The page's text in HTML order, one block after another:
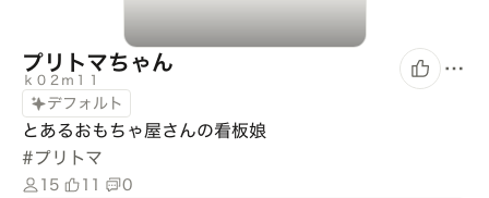
プリトマちゃん
ｋ０２ｍ１１
デフォルト
とあるおもちゃ屋さんの看板娘
#プリトマ
15 11 0